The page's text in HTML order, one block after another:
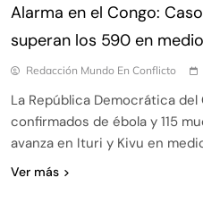
Alarma en el Congo:
superan los 590 en
Redacción Mundo En Conflicto
La República Democrática
confirmados de ébola y 115
avanza en Ituri y Kivu en
Ver más